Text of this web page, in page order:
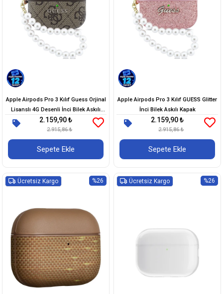
Apple Airpods Pro 3 Kılıf Guess Orjinal
Lisanslı 4G Desenli İnci Bilek Askılı
Kapak
2.159,90 ₺
2.915,86 ₺
Sepete Ekle
Apple Airpods Pro 3 Kılıf GUESS Glitter
İnci Bilek Askılı Kapak
2.159,90 ₺
2.915,86 ₺
Sepete Ekle
%26
Ücretsiz Kargo %26
Ücretsiz Kargo